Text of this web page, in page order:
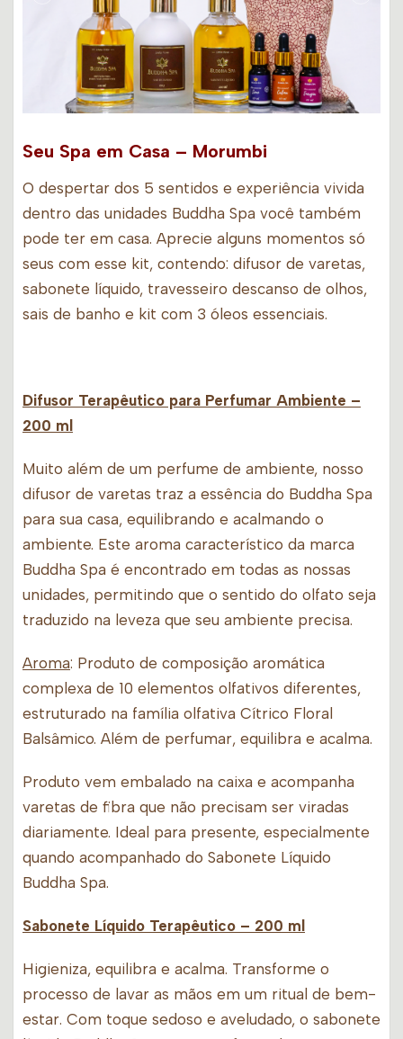
Seu Spa em Casa – Morumbi
O despertar dos 5 sentidos e experiência vivida
dentro das unidades Buddha Spa você também
pode ter em casa. Aprecie alguns momentos só
seus com esse kit, contendo: difusor de varetas,
sabonete líquido, travesseiro descanso de olhos,
sais de banho e kit com 3 óleos essenciais.
Difusor Terapêutico para Perfumar Ambiente –
200 ml
Muito além de um perfume de ambiente, nosso
difusor de varetas traz a essência do Buddha Spa
para sua casa, equilibrando e acalmando o
ambiente. Este aroma característico da marca
Buddha Spa é encontrado em todas as nossas
unidades, permitindo que o sentido do olfato seja
traduzido na leveza que seu ambiente precisa.
Aroma: Produto de composição aromática
complexa de 10 elementos olfativos diferentes,
estruturado na família olfativa Cítrico Floral
Balsâmico. Além de perfumar, equilibra e acalma.
Produto vem embalado na caixa e acompanha
varetas de fibra que não precisam ser viradas
diariamente. Ideal para presente, especialmente
quando acompanhado do Sabonete Líquido
Buddha Spa.
Sabonete Líquido Terapêutico – 200 ml
Higieniza, equilibra e acalma. Transforme o
processo de lavar as mãos em um ritual de bem-
estar. Com toque sedoso e aveludado, o sabonete